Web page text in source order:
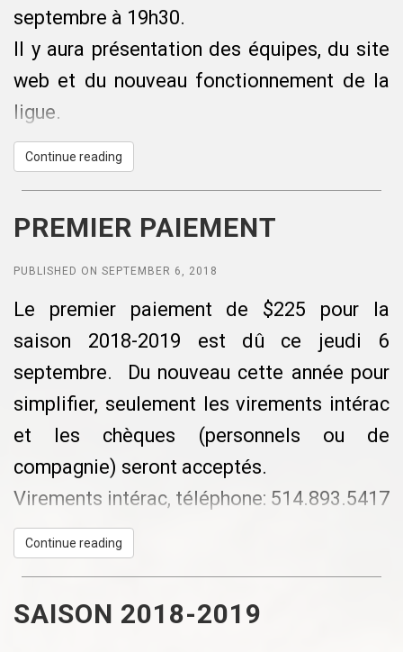
pour les personnes présentant des
symptômes de la toux, fièvre, perte
d’odorat, des difficultés respiratoires ou
autres symptômes qui s’apparentent au
coronavirus;
- Dans le cas où un usager soit déclaré
rapidement la Régie intermunicipale de
l’aréna régional de la Rivière-Du-Nord et
les joueurs avec qui il a patiné.
Pendant l’activité
- S’assurer de rappeler régulièrement aux
participants les règles de distanciation
physique;
- Lors des pratiques et parties, uniquement
sans mise en échec ou contact physique
sont acceptés
- Respecter la distanciation sociale, dans
sera le facteur de décision déterminant sur
septembre à 19h30.
Il y aura présentation des équipes, du site
web et du nouveau fonctionnement de la
ligue.
Comme seuls les remplaçants inscrits sur
maligue.ca pourront substituer un joueur
pour que je puisse les inscrire et les rendre
disponibles le plus rapidement possible.
Au plaisir de se voir en très grand nombre
Donald Robidoux
Continue reading
PREMIER PAIEMENT
PUBLISHED ON SEPTEMBER 6, 2018
Le premier paiement de $225 pour la
saison 2018-2019 est dû ce jeudi 6
septembre. Du nouveau cette année pour
simplifier, seulement les virements intérac
et les chèques (personnels ou de
compagnie) seront acceptés.
Virements intérac, téléphone: 514.893.5417
ou courriel:donald.robidoux@videotron.ca
Chèques: au nom de Donald Robidoux
Continue reading
SAISON 2018-2019